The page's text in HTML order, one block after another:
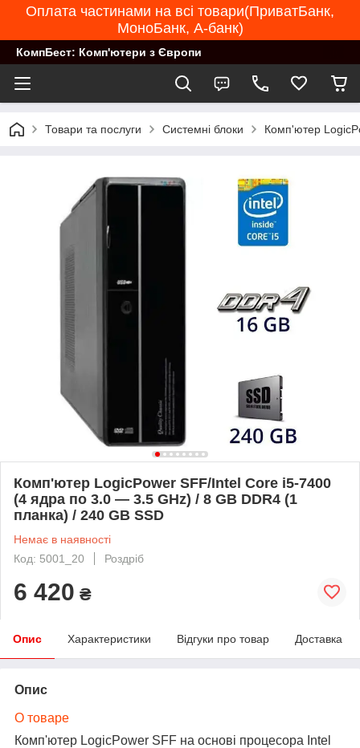
Оплата частинами на всі товари(ПриватБанк,
МоноБанк, А-банк)
КомпБест: Комп'ютери з Європи
Товари та послуги Системні блоки Комп'ютер
Комп'ютер LogicPower SFF/Intel Core i5-7400
(4 ядра по 3.0 — 3.5 GHz) / 8 GB DDR4 (1
планка) / 240 GB SSD
Немає в наявності
Код: 5001_20
Роздріб
6 420 ₴
Опис Характеристики Відгуки про товар Доставка
Опис
О товаре
Комп'ютер LogicPower SFF на основі процесора Intel